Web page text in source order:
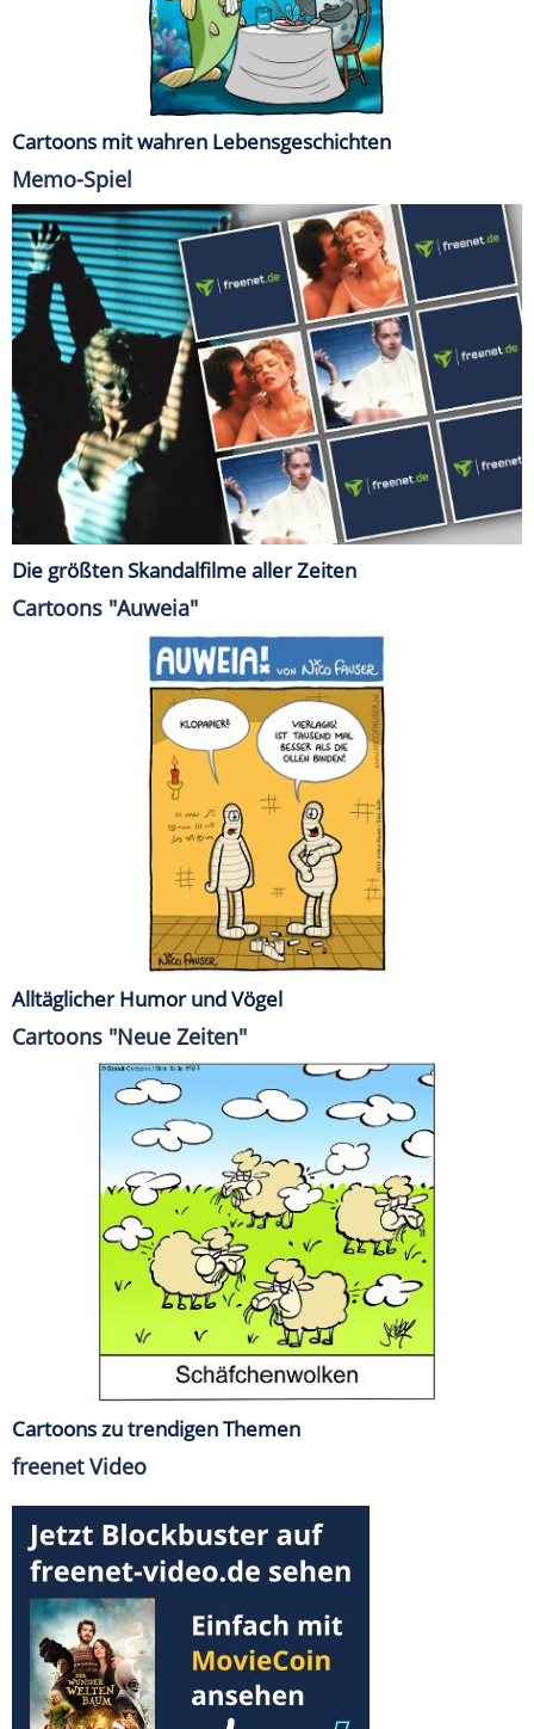
Cartoons mit wahren Lebensgeschichten
Memo-Spiel
Die größten Skandalfilme aller Zeiten
Cartoons "Auweia"
Alltäglicher Humor und Vögel
Cartoons "Neue Zeiten"
Cartoons zu trendigen Themen
freenet Video